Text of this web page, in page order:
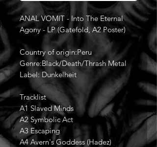
ANAL VOMIT - Into The Eternal
Agony - LP (Gatefold, A2 Poster)
Country of origin:Peru
Genre:Black/Death/Thrash Metal
Label: Dunkelheit
Tracklist
A1 Slaved Minds
A2 Symbolic Act
A3 Escaping
A4 Avern's Goddess (Hadez)